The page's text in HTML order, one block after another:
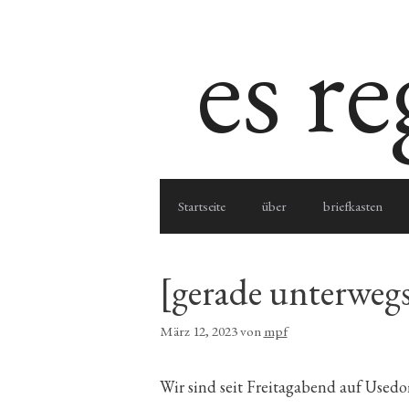
es
Startseite über briefkasten
[gerade
März 12, 2023von mpf
Wir sind seit Freitagabend auf